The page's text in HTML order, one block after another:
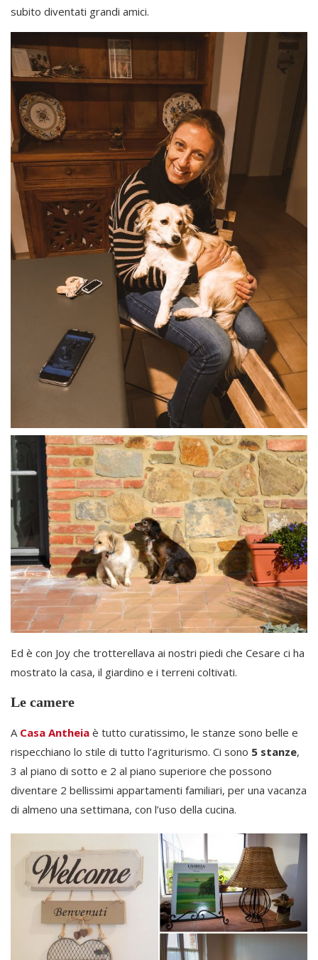
subito diventati grandi amici.
Ed è con Joy che trotterellava ai nostri piedi che Cesare ci ha
mostrato la casa, il giardino e i terreni coltivati.
Le camere
A Casa Antheia è tutto curatissimo, le stanze sono belle e
rispecchiano lo stile di tutto l’agriturismo. Ci sono 5 stanze,
3 al piano di sotto e 2 al piano superiore che possono
diventare 2 bellissimi appartamenti familiari, per una vacanza
di almeno una settimana, con l’uso della cucina.